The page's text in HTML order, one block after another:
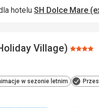
hotelu SH Dolce Mare
Village) Ocena:
w sezonie letnim